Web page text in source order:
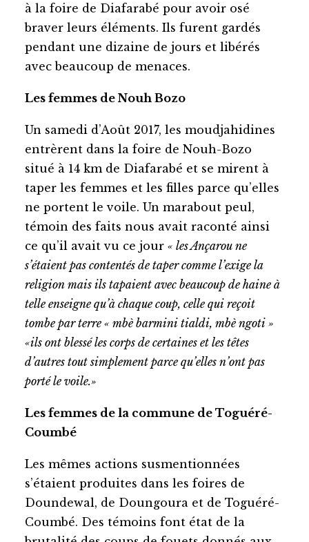
à la foire de Diafarabé pour avoir osé
braver leurs éléments. Ils furent gardés
pendant une dizaine de jours et libérés
avec beaucoup de menaces.
Les femmes de Nouh Bozo
Un samedi d’Août 2017, les moudjahidines
entrèrent dans la foire de Nouh-Bozo
situé à 14 km de Diafarabé et se mirent à
taper les femmes et les filles parce qu’elles
ne portent le voile. Un marabout peul,
témoin des faits nous avait raconté ainsi
ce qu’il avait vu ce jour « les Ançarou ne
s’étaient pas contentés de taper comme l’exige la
religion mais ils tapaient avec beaucoup de haine à
telle enseigne qu’à chaque coup, celle qui reçoit
tombe par terre « mbè barmini tialdi, mbè ngoti »
«ils ont blessé les corps de certaines et les têtes
d’autres tout simplement parce qu’elles n’ont pas
porté le voile.»
Les femmes de la commune de Toguéré-
Coumbé
Les mêmes actions susmentionnées
s’étaient produites dans les foires de
Doundewal, de Doungoura et de Toguéré-
Coumbé. Des témoins font état de la